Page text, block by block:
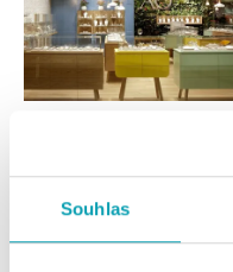
Souhlas
ALOve OC Nový
Plzeňská 8, 150 00
tel.: +420736509250